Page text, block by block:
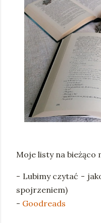
Moje listy na bieżąco
- Lubimy czytać -
spojrzeniem)
- Goodreads